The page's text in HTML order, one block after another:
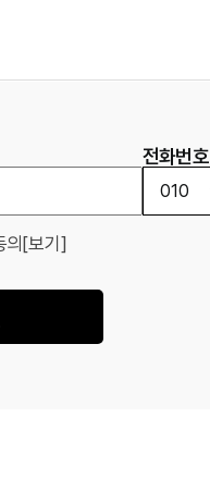
전화번호
[보기]